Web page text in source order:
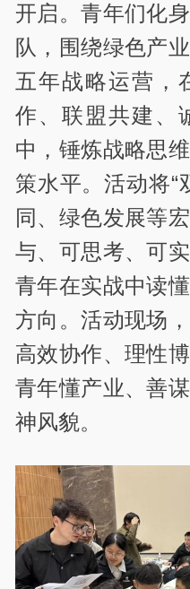
开启。青年们化
队，围绕绿色产
五年战略运营，
作、联盟共建、
中，锤炼战略思
策水平。活动将“
同、绿色发展等
与、可思考、可
青年在实战中读
方向。活动现场
高效协作、理性
青年懂产业、善
神风貌。